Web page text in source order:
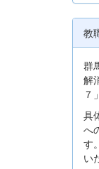
教
群
解
７
具
へ
す
い